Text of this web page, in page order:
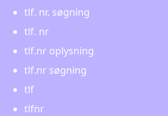
tlf. nr. søgning
tlf. nr
tlf.nr oplysning
tlf.nr søgning
tlf
tlfnr